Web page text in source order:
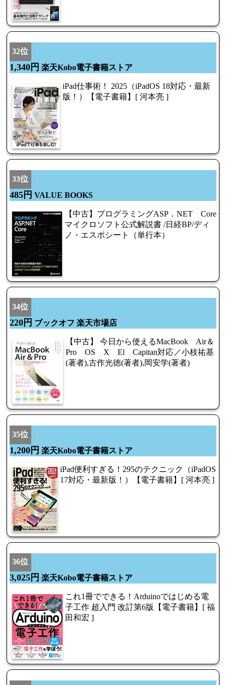
32位
1,340円 楽天Kobo電子書籍ストア
iPad仕事術！ 2025（iPadOS 18対応・最新
版！）【電子書籍】[ 河本亮 ]
33位
485円 VALUE BOOKS
【中古】プログラミングASP．NET Core
マイクロソフト公式解説書 /日経BP/ディ
ノ・エスポシート（単行本）
34位
220円 ブックオフ 楽天市場店
【中古】 今日から使えるMacBook Air＆
Pro OS X El Capitan対応／小枝祐基
(著者),古作光徳(著者),岡安学(著者)
35位
1,200円 楽天Kobo電子書籍ストア
iPad便利すぎる！295のテクニック（iPadOS
17対応・最新版！）【電子書籍】[ 河本亮 ]
36位
3,025円 楽天Kobo電子書籍ストア
これ1冊でできる！Arduinoではじめる電
子工作 超入門 改訂第6版【電子書籍】[ 福
田和宏 ]